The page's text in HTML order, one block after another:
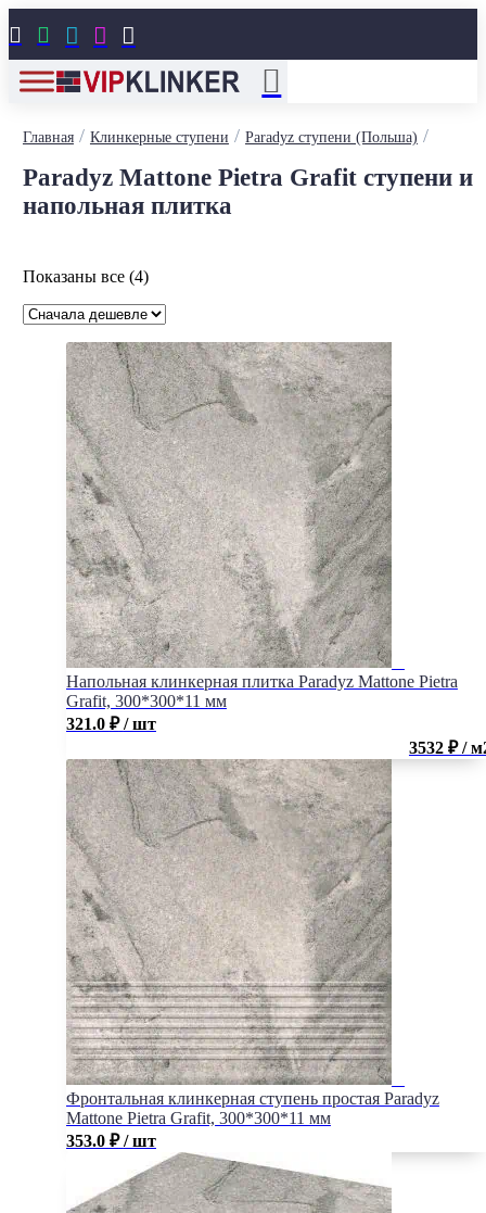
    
Главная/ Клинкерные ступени / Paradyz ступени (Польша) /
Paradyz Mattone Pietra Grafit ступени и
напольная плитка
Показаны все (4)Цены:
возрастанию
Напольная клинкерная плитка Paradyz Mattone Pietra
Grafit, 300*300*11 мм
321.0 ₽ / шт
3532 ₽ /
Фронтальная клинкерная ступень простая Paradyz
Mattone Pietra Grafit, 300*300*11 мм
353.0 ₽ / шт